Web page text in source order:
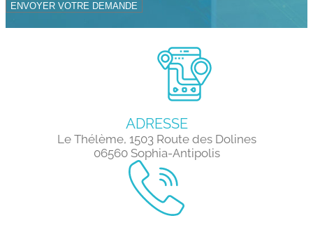
ENVOYER VOTRE DEMANDE
ADRESSE
Le Thélème, 1503 Route des Dolines
06560 Sophia-Antipolis